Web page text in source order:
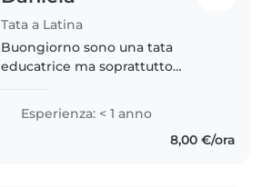
Tata a Latina
Buongiorno sono una tata
educatrice ma soprattutto
anni e l'altro di 18 anni, questo ha
la sindrome di down. Quindi me
la cavo con ragazzi come lui. Ho..
Esperienza: < 1 anno
8,00 €/ora